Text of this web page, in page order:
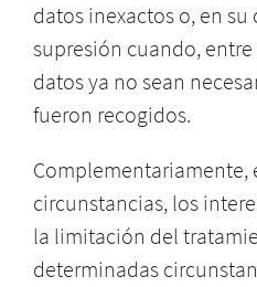
datos inexactos o, en su
supresión cuando,
datos ya no sean
fueron recogidos.
Complementariamente,
circunstancias, los
la limitación del
determinadas